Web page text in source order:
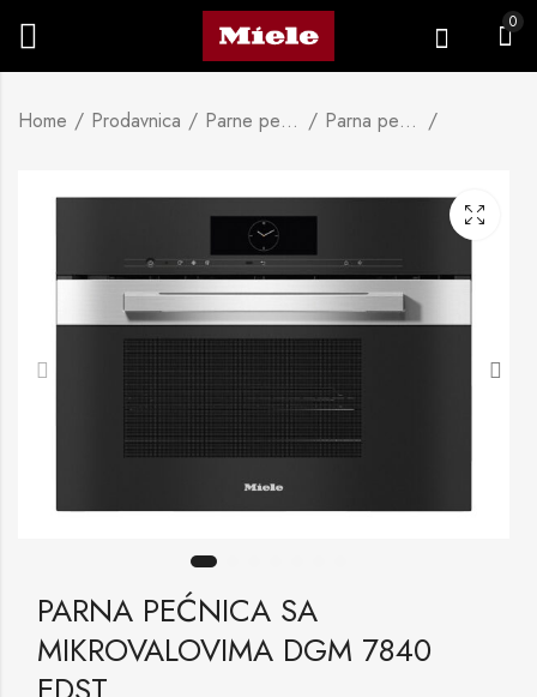
0
Home Prodavnica Parne pećnice i pećnice s parom Parna pećnica s mikrovalovima
PARNA PEĆNICA SA
MIKROVALOVIMA DGM 7840